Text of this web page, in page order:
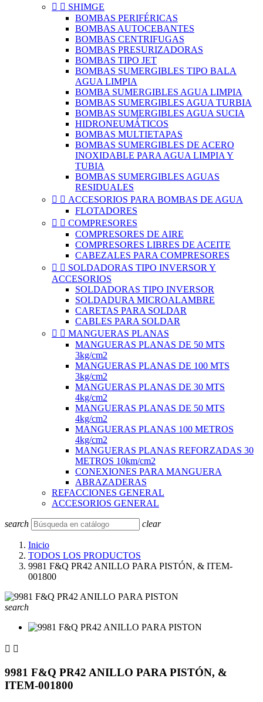
  SHIMGE
BOMBAS PERIFÉRICAS
BOMBAS AUTOCEBANTES
BOMBAS CENTRIFUGAS
BOMBAS PRESURIZADORAS
BOMBAS TIPO JET
BOMBAS SUMERGIBLES TIPO BALA
AGUA LIMPIA
BOMBA SUMERGIBLES AGUA LIMPIA
BOMBAS SUMERGIBLES AGUA TURBIA
BOMBAS SUMERGIBLES AGUA SUCIA
HIDRONEUMÁTICOS
BOMBAS MULTIETAPAS
BOMBAS SUMERGIBLES DE ACERO
INOXIDABLE PARA AGUA LIMPIA Y
TUBIA
BOMBAS SUMERGIBLES AGUAS
RESIDUALES
  ACCESORIOS PARA BOMBAS DE AGUA
FLOTADORES
  COMPRESORES
COMPRESORES DE AIRE
COMPRESORES LIBRES DE ACEITE
CABEZALES PARA COMPRESORES
  SOLDADORAS TIPO INVERSOR Y
ACCESORIOS
SOLDADORAS TIPO INVERSOR
SOLDADURA MICROALAMBRE
CARETAS PARA SOLDAR
CABLES PARA SOLDAR
  MANGUERAS PLANAS
MANGUERAS PLANAS DE 50 MTS
3kg/cm2
MANGUERAS PLANAS DE 100 MTS
3kg/cm2
MANGUERAS PLANAS DE 30 MTS
4kg/cm2
MANGUERAS PLANAS DE 50 MTS
4kg/cm2
MANGUERAS PLANAS 100 METROS
4kg/cm2
MANGUERAS PLANAS REFORZADAS 30
METROS 10km/cm2
CONEXIONES PARA MANGUERA
ABRAZADERAS
REFACCIONES GENERAL
ACCESORIOS GENERAL
search clear
Inicio
TODOS LOS PRODUCTOS
9981 F&Q PR42 ANILLO PARA PISTÓN, & ITEM-
001800
search
 
9981 F&Q PR42 ANILLO PARA PISTÓN, &
ITEM-001800